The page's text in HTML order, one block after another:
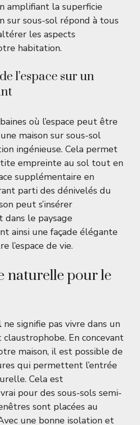
amplifiant la superficie
sur sous-sol répond à tous
les aspects
habitation.
l’espace sur un
où l’espace peut être
maison sur sous-sol
ingénieuse. Cela permet
empreinte au sol tout en
supplémentaire en
parti des dénivelés du
peut s’insérer
dans le paysage
ainsi une façade élégante
l’espace de vie.
naturelle pour le
ne signifie pas vivre dans un
En concevant
maison, il est possible de
qui permettent l’entrée
Cela est
pour des sous-sols semi-
sont placées au
une bonne isolation et